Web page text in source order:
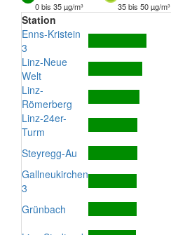
0 bis 35 µg/m³
35 bis 50 µg/m³
Station
Enns-Kristein
3
Linz-Neue
Welt
Linz-
Römerberg
Linz-24er-
Turm
Steyregg-Au
Gallneukirchen
3
Grünbach